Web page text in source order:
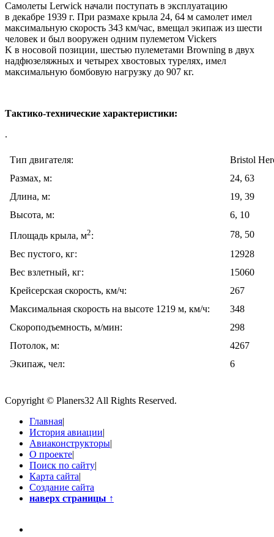
Самолеты Lerwick начали поступать в эксплуатацию
в декабре 1939 г. При размахе крыла 24, 64 м самолет имел
максимальную скорость 343 км/час, вмещал экипаж из шести
человек и был вооружен одним пулеметом Vickers
K в носовой позиции, шестью пулеметами Browning в двух
надфюзеляжных и четырех хвостовых турелях, имел
максимальную бомбовую нагрузку до 907 кг.
Тактико-технические характеристики:
.
Тип двигателя:
Bristol
Размах, м:
24, 63
Длина, м:
19, 39
Высота, м:
6, 10
Площадь крыла, м2:
78, 50
Вес пустого, кг:
12928
Вес взлетный, кг:
15060
Крейсерская скорость, км/ч:
267
Максимальная скорость на высоте 1219 м, км/ч:
348
Скороподъемность, м/мин:
298
Потолок, м:
4267
Экипаж, чел:
6
Copyright © Planers32 All Rights Reserved.
Главная|
История авиации|
Авиаконструкторы|
О проекте|
Поиск по сайту|
Карта сайта|
Создание сайта
наверх страницы ↑